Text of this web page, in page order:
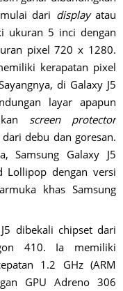
dari displayatau
ukuran 5 inci dengan
pixel 720 x 1280.
kerapatan pixel
di Galaxy J5
layar apapun
screen protector
debu dan goresan.
Samsung Galaxy J5
Lollipop dengan versi
khas Samsung
dibekali chipset dari
410. Ia memiliki
1.2 GHz (ARM
GPU Adreno 306